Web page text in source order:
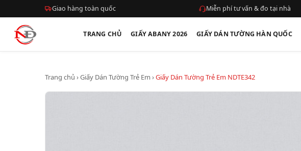
Giao hàng toàn quốc Miễn phí tư vấn & đo tại nhà
TRANG CHỦ GIẤY ABANY 2026 GIẤY DÁN TƯỜNG HÀN QUỐC
Trang chủ ›Giấy Dán Tường Trẻ Em ›Giấy Dán Tường Trẻ Em NDTE342